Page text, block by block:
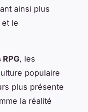
ainsi plus
le
, les
populaire
plus présente
la réalité